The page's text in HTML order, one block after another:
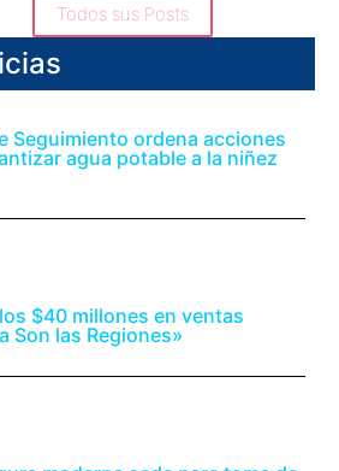
Todos sus Posts
Seguimiento ordena acciones
agua potable a la niñez
$40 millones en ventas
Son las Regiones»